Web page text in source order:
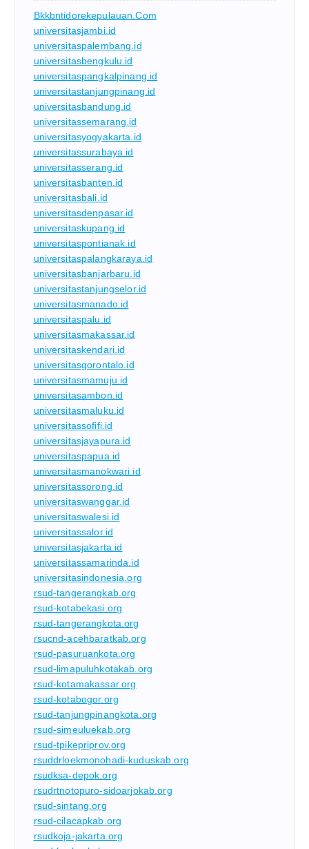
Bkkbntidorekepulauan.com
universitasjambi.id
universitaspalembang.id
universitasbengkulu.id
universitaspangkalpinang.id
universitastanjungpinang.id
universitasbandung.id
universitassemarang.id
universitasyogyakarta.id
universitassurabaya.id
universitasserang.id
universitasbanten.id
universitasbali.id
universitasdenpasar.id
universitaskupang.id
universitaspontianak.id
universitaspalangkaraya.id
universitasbanjarbaru.id
universitastanjungselor.id
universitasmanado.id
universitaspalu.id
universitasmakassar.id
universitaskendari.id
universitasgorontalo.id
universitasmamuju.id
universitasambon.id
universitasmaluku.id
universitassofifi.id
universitasjayapura.id
universitaspapua.id
universitasmanokwari.id
universitassorong.id
universitaswanggar.id
universitaswalesi.id
universitassalor.id
universitasjakarta.id
universitassamarinda.id
universitasindonesia.org
rsud-tangerangkab.org
rsud-kotabekasi.org
rsud-tangerangkota.org
rsucnd-acehbaratkab.org
rsud-pasuruankota.org
rsud-limapuluhkotakab.org
rsud-kotamakassar.org
rsud-kotabogor.org
rsud-tanjungpinangkota.org
rsud-simeuluekab.org
rsud-tpikepriprov.org
rsuddrloekmonohadi-kuduskab.org
rsudksa-depok.org
rsudrtnotopuro-sidoarjokab.org
rsud-sintang.org
rsud-cilacapkab.org
rsudkoja-jakarta.org